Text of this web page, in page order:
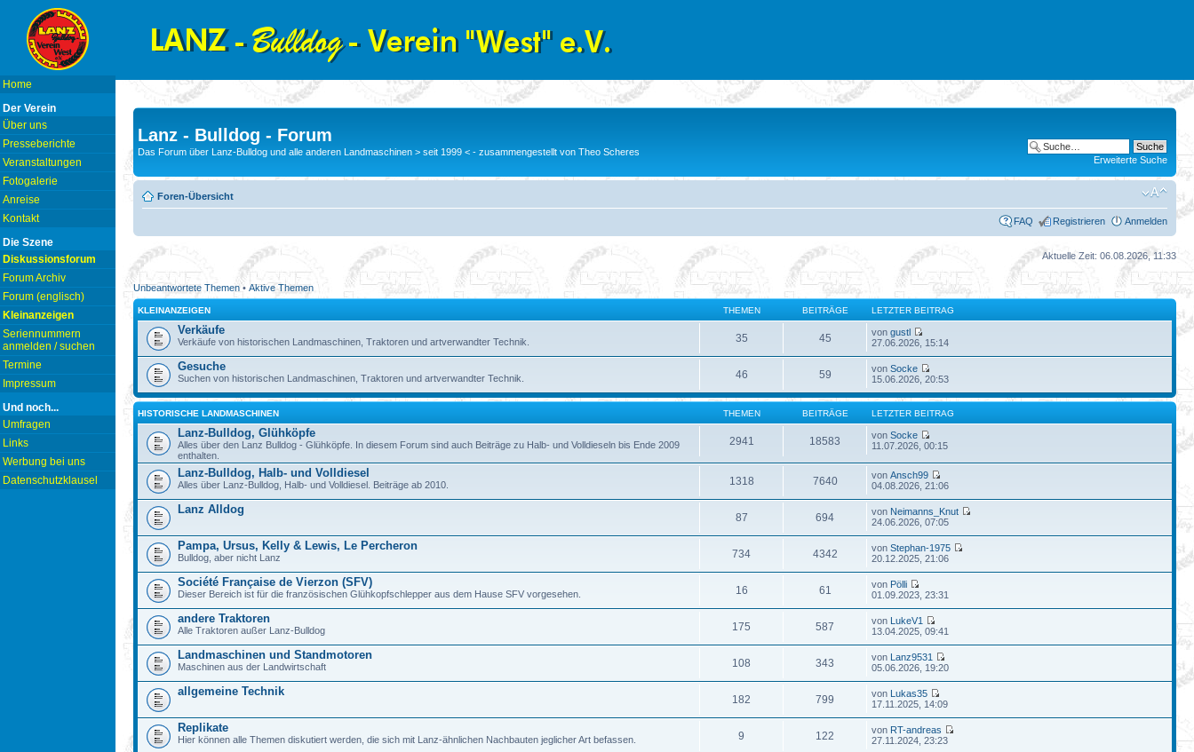
Home
Der Verein
Über uns
Presseberichte
Veranstaltungen
Fotogalerie
Anreise
Kontakt
Die Szene
Diskussionsforum
Forum Archiv
Forum (englisch)
Kleinanzeigen
Seriennummern
anmelden / suchen
Termine
Impressum
Und noch...
Umfragen
Links
Werbung bei uns
Datenschutzklausel
Lanz - Bulldog - Forum
Das Forum über Lanz-Bulldog und alle anderen Landmaschinen > seit 1999 < - zusammengestellt von Theo Scheres
Erweiterte Suche
Foren-Übersicht
FAQ Registrieren Anmelden
Aktuelle Zeit: 06.08.2026, 11:33
Unbeantwortete Themen• Aktive Themen
KLEINANZEIGEN THEMEN BEITRÄGE LETZTER BEITRAG
Verkäufe
Verkäufe von historischen Landmaschinen, Traktoren und artverwandter Technik. 35 45 vongustl
27.06.2026, 15:14
Gesuche
Suchen von historischen Landmaschinen, Traktoren und artverwandter Technik. 46 59 vonSocke
15.06.2026, 20:53
HISTORISCHE LANDMASCHINEN THEMEN BEITRÄGE LETZTER BEITRAG
Lanz-Bulldog, Glühköpfe
Alles über den Lanz Bulldog - Glühköpfe. In diesem Forum sind auch Beiträge zu Halb- und Volldieseln bis Ende 2009
enthalten.
2941 18583 vonSocke
11.07.2026, 00:15
Lanz-Bulldog, Halb- und Volldiesel
Alles über Lanz-Bulldog, Halb- und Volldiesel. Beiträge ab 2010. 1318 7640 vonAnsch99
04.08.2026, 21:06
Lanz Alldog
87 694 von Neimanns_Knut
24.06.2026, 07:05
Pampa, Ursus, Kelly & Lewis, Le Percheron
Bulldog, aber nicht Lanz 734 4342 vonStephan-1975
20.12.2025, 21:06
Société Française de Vierzon (SFV)
Dieser Bereich ist für die französischen Glühkopfschlepper aus dem Hause SFV vorgesehen. 16 61 von Pölli
01.09.2023, 23:31
andere Traktoren
Alle Traktoren außer Lanz-Bulldog 175 587 von LukeV1
13.04.2025, 09:41
Landmaschinen und Standmotoren
Maschinen aus der Landwirtschaft 108 343 von Lanz9531
05.06.2026, 19:20
allgemeine Technik
182 799 von Lukas35
17.11.2025, 14:09
Replikate
Hier können alle Themen diskutiert werden, die sich mit Lanz-ähnlichen Nachbauten jeglicher Art befassen. 9 122 von RT-andreas
27.11.2024, 23:23